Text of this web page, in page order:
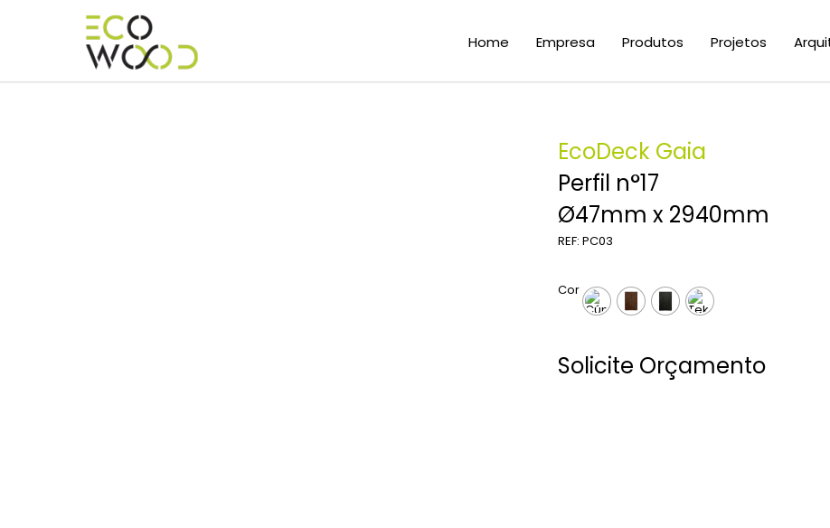
Home Empresa Produtos Projetos
EcoDeck Gaia
Perfil n°17
Ø47mm x 2940mm
REF: PC03
Cor
Solicite Orçamento